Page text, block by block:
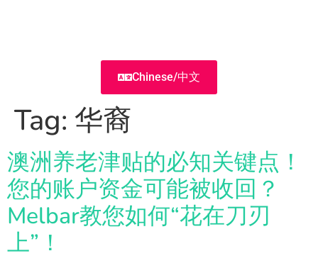
Chinese/中文
Tag: 华裔
澳洲养老津贴的必知关键点！
您的账户资金可能被收回？
Melbar教您如何“花在刀刃
上”！